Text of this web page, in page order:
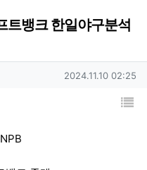
트뱅크 한일야구분석
작성일
2024.11.10 02:25
목